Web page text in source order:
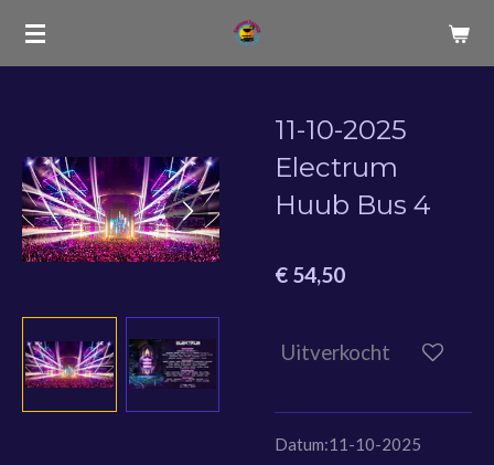
Ga
11-10-2025
Electrum
Huub Bus 4
€ 54,50
Uitverkocht
Datum:11-10-2025